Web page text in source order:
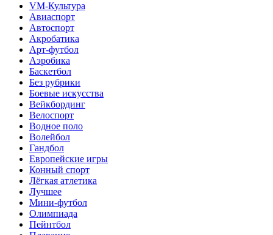
VM-Культура
Авиаспорт
Автоспорт
Акробатика
Арт-футбол
Аэробика
Баскетбол
Без рубрики
Боевые искусства
Вейкбординг
Велоспорт
Водное поло
Волейбол
Гандбол
Европейские игры
Конный спорт
Лёгкая атлетика
Лучшее
Мини-футбол
Олимпиада
Пейнтбол